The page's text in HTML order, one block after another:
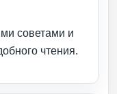
советами и
чтения.